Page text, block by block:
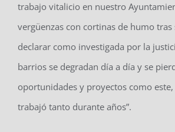
trabajo vitalicio en nuestro
vergüenzas con cortinas de humo tras
declarar como investigada por la
barrios se degradan día a día y se
oportunidades y proyectos como este,
trabajó tanto durante años”.